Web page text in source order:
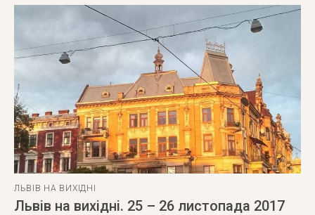
ПУБЛІКАЦІЇ
ДОВІДКА
ЛЬВІВ НА ВИХІДНІ
Львів на вихідні. 25 – 26 листопада 2017